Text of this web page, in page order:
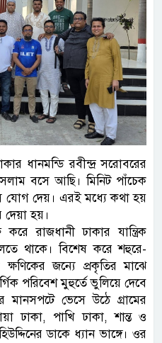
ধানমন্ডি রবীন্দ্র সরোবরের
বসে আছি। মিনিট পাঁচেক
যোগ দেয়। এরই মধ্যে কথা হয়
দেয়া হয়।
রাজধানী ঢাকার যান্ত্রিক
থাকে। বিশেষ করে শহুরে-
জন্যে প্রকৃতির মাঝে
পরিবেশ মুহুর্তে ভুলিয়ে দেবে
মানসপটে ভেসে উঠে গ্রামের
ঢাকা, পাখি ঢাকা, শান্ত ও
ডাকে ধ্যান ভাঙ্গে। ওর